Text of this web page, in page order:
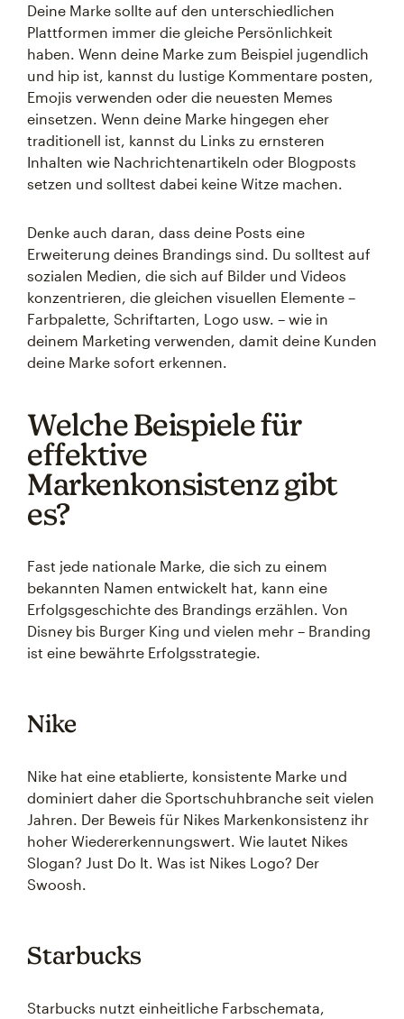
Deine Marke sollte auf den unterschiedlichen
Plattformen immer die gleiche Persönlichkeit
haben. Wenn deine Marke zum Beispiel jugendlich
und hip ist, kannst du lustige Kommentare posten,
Emojis verwenden oder die neuesten Memes
einsetzen. Wenn deine Marke hingegen eher
traditionell ist, kannst du Links zu ernsteren
Inhalten wie Nachrichtenartikeln oder Blogposts
setzen und solltest dabei keine Witze machen.
Denke auch daran, dass deine Posts eine
Erweiterung deines Brandings sind. Du solltest auf
sozialen Medien, die sich auf Bilder und Videos
konzentrieren, die gleichen visuellen Elemente –
Farbpalette, Schriftarten, Logo usw. – wie in
deinem Marketing verwenden, damit deine Kunden
deine Marke sofort erkennen.
Welche Beispiele für
effektive
Markenkonsistenz gibt
es?
Fast jede nationale Marke, die sich zu einem
bekannten Namen entwickelt hat, kann eine
Erfolgsgeschichte des Brandings erzählen. Von
Disney bis Burger King und vielen mehr – Branding
ist eine bewährte Erfolgsstrategie.
Nike
Nike hat eine etablierte, konsistente Marke und
dominiert daher die Sportschuhbranche seit vielen
Jahren. Der Beweis für Nikes Markenkonsistenz ihr
hoher Wiedererkennungswert. Wie lautet Nikes
Slogan? Just Do It. Was ist Nikes Logo? Der
Swoosh.
Starbucks
Starbucks nutzt einheitliche Farbschemata,